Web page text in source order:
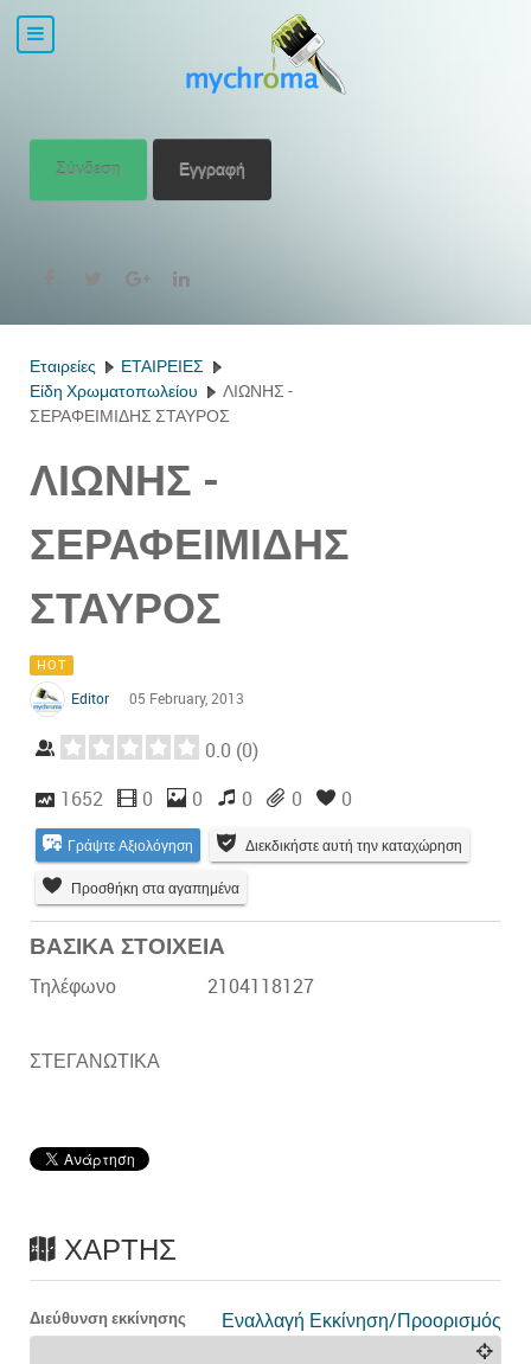
Σύνδεση Εγγραφή
Εταιρείες
ΕΤΑΙΡΕΙΕΣ
Είδη Χρωματοπωλείου
ΛΙΩΝΗΣ -
ΣΕΡΑΦΕΙΜΙΔΗΣ ΣΤΑΥΡΟΣ
ΛΙΩΝΗΣ -
ΣΕΡΑΦΕΙΜΙΔΗΣ
ΣΤΑΥΡΟΣ
HOT
Editor 05 February, 2013
0.0 (0)
1652 0 0 0 0 0
Γράψτε Αξιολόγηση Διεκδικήστε αυτή την καταχώρηση
Προσθήκη στα αγαπημένα
ΒΑΣΙΚΑ ΣΤΟΙΧΕΙΑ
Τηλέφωνο 2104118127
ΣΤΕΓΑΝΩΤΙΚΑ
ΧΆΡΤΗΣ
Εναλλαγή Εκκίνηση/Προορισμός
Διεύθυνση εκκίνησης